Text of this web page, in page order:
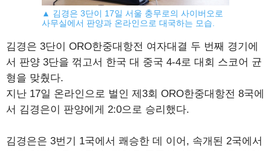
▲ 김경은 3단이 17일 서울 충무로의 사이버오로
사무실에서 판양과 온라인으로 대국하는 모습.
김경은 3단이 ORO한중대항전 여자대결 두 번째 경기에
서 판양 3단을 꺾고서 한국 대 중국 4-4로 대회 스코어 균
형을 맞췄다.
지난 17일 온라인으로 벌인 제3회 ORO한중대항전 8국에
서 김경은이 판양에게 2:0으로 승리했다.
김경은은 3번기 1국에서 쾌승한 데 이어, 속개된 2국에서